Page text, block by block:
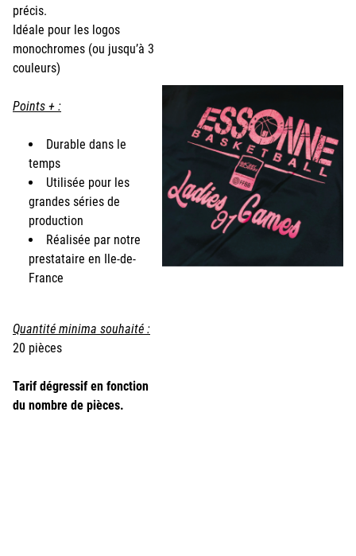
précis.
Idéale pour les logos
monochromes (ou jusqu’à 3
couleurs)
Points + :
Durable dans le
temps
Utilisée pour les
grandes séries de
production
Réalisée par notre
prestataire en Ile-de-
France
Quantité minima souhaité :
20 pièces
Tarif dégressif en fonction
du nombre de pièces.